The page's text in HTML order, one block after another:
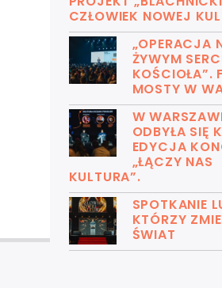
CZŁOWIEK NOWEJ
„OPERACJA
ŻYWYM
KOŚCIOŁA”.
MOSTY W
W
ODBYŁA SIĘ
EDYCJA
„ŁĄCZY NAS
KULTURA”.
SPOTKANIE
KTÓRZY
ŚWIAT